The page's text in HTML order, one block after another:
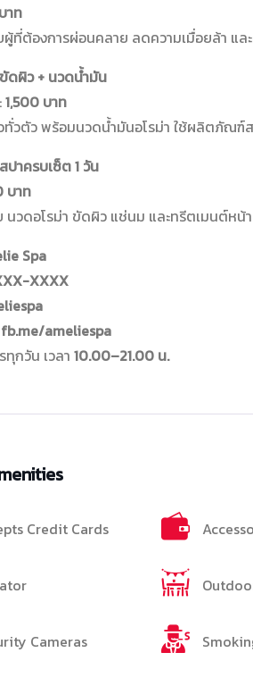
าท
ผู้ที่ต้องการผ่อนคลาย ลดความเมื่อยล้า แ
ดผิว + นวดน้ำมัน
1,500 บาท
วตัว พร้อมนวดน้ำมันอโรม่า ใช้ผลิตภัณฑ์
ปาครบเซ็ต 1 วัน
บาท
นวดอโรม่า ขัดผิว แช่นม และทรีตเมนต์หน้
Spa
XXXX
fb.me/ameliespa
ทุกวัน เวลา 10.00–21.00 น.
Credit Cards
Cameras